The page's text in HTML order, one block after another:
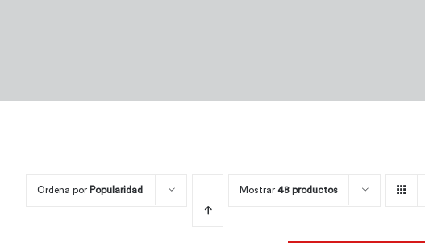
Ordena por Popularidad Mostrar 48 productos